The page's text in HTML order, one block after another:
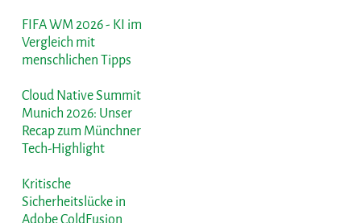
FIFA WM 2026 - KI im
Vergleich mit
menschlichen Tipps
Cloud Native Summit
Munich 2026: Unser
Recap zum Münchner
Tech-Highlight
Kritische
Sicherheitslücke in
Adobe ColdFusion